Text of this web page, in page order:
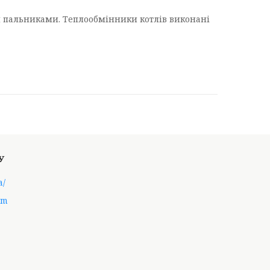
пальниками. Теплообмінники котлів виконані